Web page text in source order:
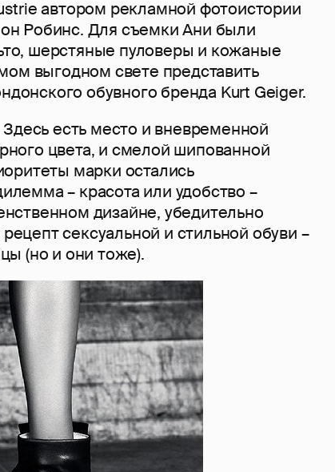
автором рекламной фотоистории
Робинс. Для съемки Ани были
шерстяные пуловеры и кожаные
выгодном свете представить
обувного бренда Kurt Geiger.
Здесь есть место и вневременной
цвета, и смелой шипованной
марки остались
– красота или удобство –
дизайне, убедительно
сексуальной и стильной обуви –
(но и они тоже).